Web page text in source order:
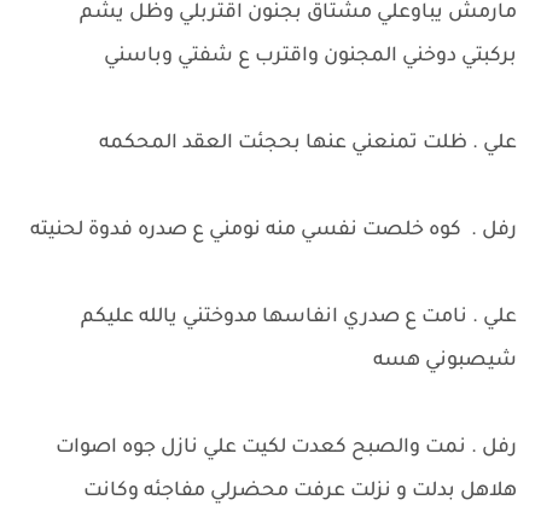
مارمش يباوعلي مشتاق بجنون اقتربلي وظل يشم
بركبتي دوخني المجنون واقترب ع شفتي وباسني
علي . ظلت تمنعني عنها بحجئت العقد المحكمه
رفل . كوه خلصت نفسي منه نومني ع صدره فدوة لحنيته
علي . نامت ع صدري انفاسها مدوختني يالله عليكم
شيصبوني هسه
رفل . نمت والصبح كعدت لكيت علي نازل جوه اصوات
هلاهل بدلت و نزلت عرفت محضرلي مفاجئه وكانت